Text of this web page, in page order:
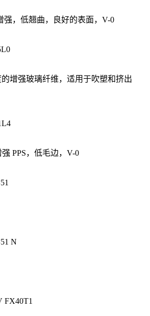
强，低翘曲，良好的表面，V-0
增强玻璃纤维，适用于吹塑和挤出
PPS，低毛边，V-0
N
FX40T1